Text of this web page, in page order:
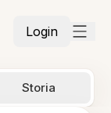
Login
Storia